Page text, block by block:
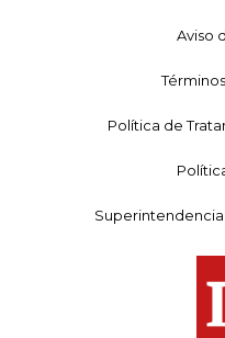
Aviso
Política de